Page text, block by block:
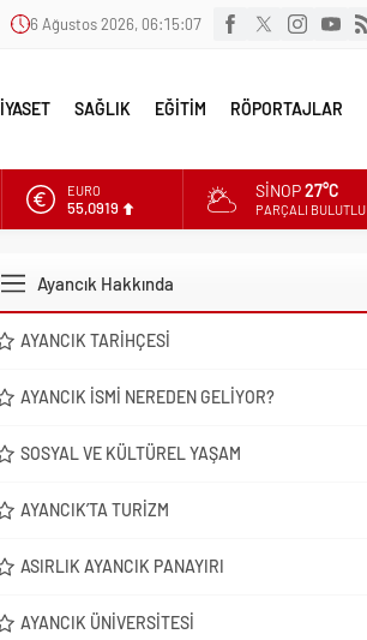
6 Ağustos 2026, 06:15:09
SAĞLIK EĞİTİM RÖPORTAJLAR
ALTIN
6.525,81
EURO
SINOP27°C
PARÇALI BULUTLU
Ayancık Hakkında
AYANCIK TARIHÇESI
AYANCIK İSMI NEREDEN GELIYOR?
SOSYAL VE KÜLTÜREL YAŞAM
AYANCIK’TA TURIZM
ASIRLIK AYANCIK PANAYIRI
AYANCIK ÜNIVERSITESI